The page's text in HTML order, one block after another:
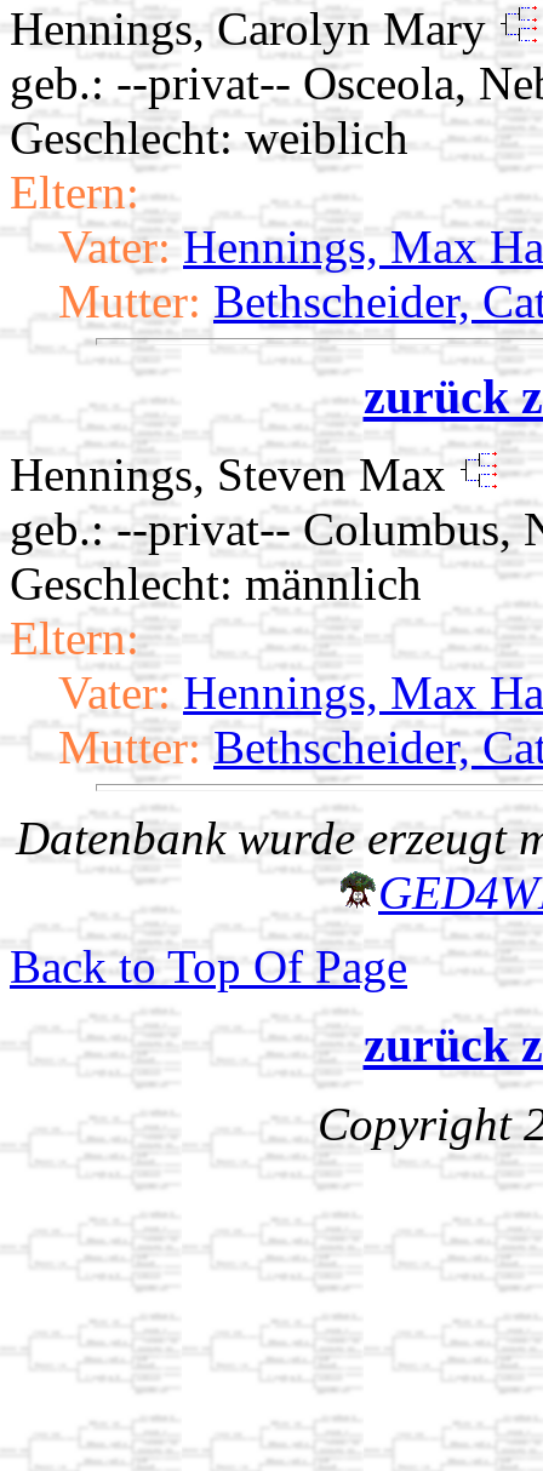
Hennings, Carolyn Mary
geb.: --privat-- Osceola,
Geschlecht: weiblich
Eltern:
Vater: Hennings, Max
Mutter: Bethscheider,
zurück
Hennings, Steven Max
geb.: --privat-- Columbus,
Geschlecht: männlich
Eltern:
Vater: Hennings, Max
Mutter: Bethscheider,
Datenbank wurde erzeugt
Back to Top Of Page
zurück
Copyright